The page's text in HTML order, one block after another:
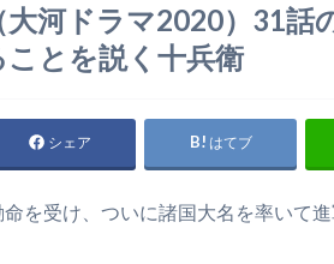
河ドラマ2020）31話
とを説く十兵衛
シェア はてブ
を受け、ついに諸国大名を率いて進